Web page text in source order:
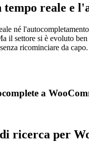
reale e
né
il settore si è evoluto
ricominciare da
a
ricerca per